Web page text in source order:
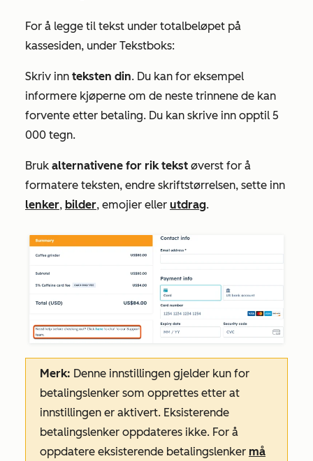
For å legge til tekst under totalbeløpet på
kassesiden, under Tekstboks:
Skriv inn teksten din. Du kan for eksempel
informere kjøperne om de neste trinnene de kan
forvente etter betaling. Du kan skrive inn opptil 5
000 tegn.
Bruk alternativene for rik tekst øverst for å
formatere teksten, endre skriftstørrelsen, sette inn
lenker, bilder, emojier eller utdrag.
Merk: Denne innstillingen gjelder kun for
betalingslenker som opprettes etter at
innstillingen er aktivert. Eksisterende
betalingslenker oppdateres ikke. For å
oppdatere eksisterende betalingslenker må